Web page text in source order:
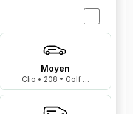
Moyen
Clio • 208 • Golf …